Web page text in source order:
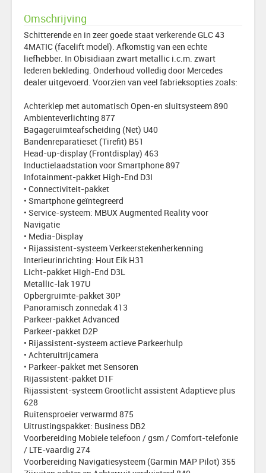
Omschrijving
Schitterende en in zeer goede staat verkerende GLC 43
4MATIC (facelift model). Afkomstig van een echte
liefhebber. In Obisidiaan zwart metallic i.c.m. zwart
lederen bekleding. Onderhoud volledig door Mercedes
dealer uitgevoerd. Voorzien van veel fabrieksopties zoals:
Achterklep met automatisch Open-en sluitsysteem 890
Ambienteverlichting 877
Bagageruimteafscheiding (Net) U40
Bandenreparatieset (Tirefit) B51
Head-up-display (Frontdisplay) 463
Inductielaadstation voor Smartphone 897
Infotainment-pakket High-End D3I
• Connectiviteit-pakket
• Smartphone geïntegreerd
• Service-systeem: MBUX Augmented Reality voor
Navigatie
• Media-Display
• Rijassistent-systeem Verkeerstekenherkenning
Interieurinrichting: Hout Eik H31
Licht-pakket High-End D3L
Metallic-lak 197U
Opbergruimte-pakket 30P
Panoramisch zonnedak 413
Parkeer-pakket Advanced
Parkeer-pakket D2P
• Rijassistent-systeem actieve Parkeerhulp
• Achteruitrijcamera
• Parkeer-pakket met Sensoren
Rijassistent-pakket D1F
Rijassistent-systeem Grootlicht assistent Adaptieve plus
628
Ruitensproeier verwarmd 875
Uitrustingspakket: Business DB2
Voorbereiding Mobiele telefoon / gsm / Comfort-telefonie
/ LTE-vaardig 274
Voorbereiding Navigatiesysteem (Garmin MAP Pilot) 355